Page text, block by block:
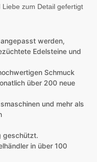
zum Detail gefertigt
werden,
Edelsteine ​​und
Schmuck
über 200 neue
und mehr als
geschützt.
in über 100